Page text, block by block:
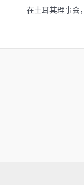
在土耳其理事会